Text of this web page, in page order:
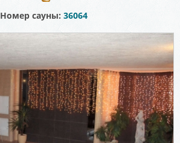
Номер сауны: 36064